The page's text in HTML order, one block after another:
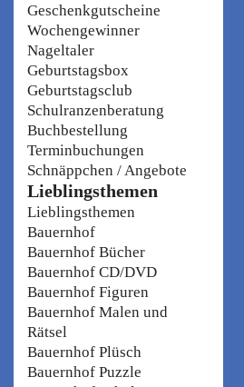
Geschenkgutscheine
Wochengewinner
Nageltaler
Geburtstagsbox
Geburtstagsclub
Schulranzenberatung
Buchbestellung
Terminbuchungen
Schnäppchen / Angebote
Lieblingsthemen
Lieblingsthemen
Bauernhof
Bauernhof Bücher
Bauernhof CD/DVD
Bauernhof Figuren
Bauernhof Malen und
Rätsel
Bauernhof Plüsch
Bauernhof Puzzle